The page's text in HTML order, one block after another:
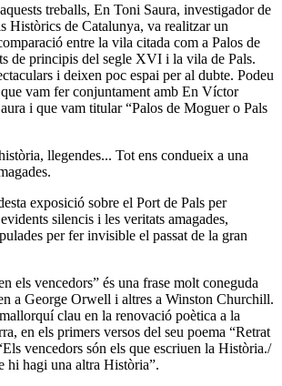
treballs, En Toni Saura, investigador de
Històrics de Catalunya, va realitzar un
entre la vila citada com a Palos de
de principis del segle XVI i la vila de Pals.
i deixen poc espai per al dubte. Podeu
vam fer conjuntament amb En Víctor
i que vam titular “Palos de Moguer o Pals
llegendes... Tot ens condueix a una
exposició sobre el Port de Pals per
silencis i les veritats amagades,
per fer invisible el passat de la gran
els vencedors” és una frase molt coneguda
a George Orwell i altres a Winston Churchill.
clau en la renovació poètica a la
en els primers versos del seu poema “Retrat
vencedors són els que escriuen la Història./
hi hagi una altra Història”.